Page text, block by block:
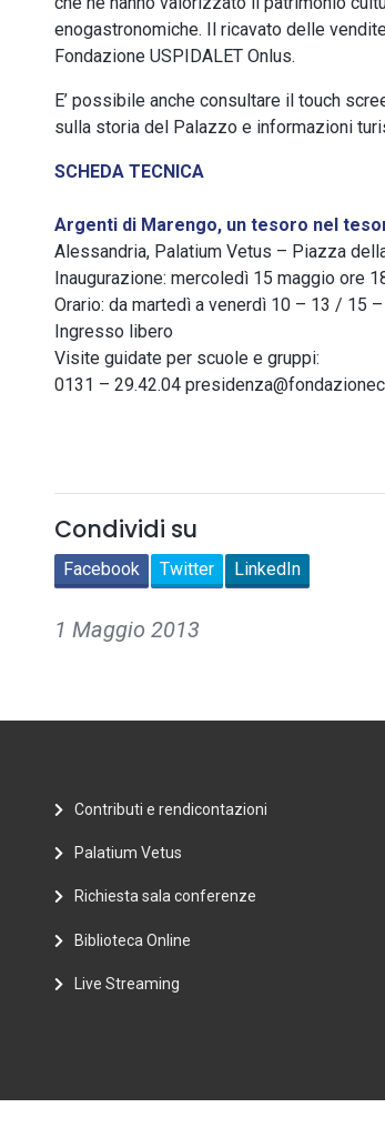
enogastronomiche. Il ricavato delle
Fondazione USPIDALET Onlus.
E’ possibile anche consultare il touch
sulla storia del Palazzo e informazioni
SCHEDA TECNICA
Argenti di Marengo, un tesoro nel
Alessandria, Palatium Vetus – Piazza
Inaugurazione: mercoledì 15 maggio ore
Orario: da martedì a venerdì 10 – 13 / 15
Ingresso libero
Visite guidate per scuole e gruppi:
0131 – 29.42.04
Condividi su
Facebook Twitter LinkedIn
1 Maggio 2013
Contributi e rendicontazioni
Palatium Vetus
Richiesta sala conferenze
Biblioteca Online
Live Streaming